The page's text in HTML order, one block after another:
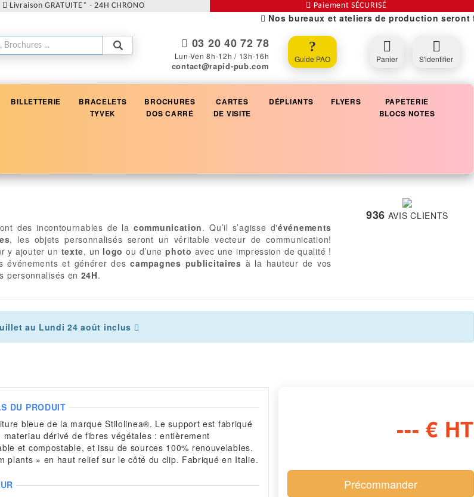
Livraison GRATUITE* - 24H CHRONO Paiement SÉCURISÉ
Nos bureaux et ateliers de production seront
03 20 40 72 78
Lun-Ven 8h-12h / 13h-16h
contact@rapid-pub.com
Guide PAO Panier S'identifier
BILLETTERIE
BRACELETS
TYVEK
BROCHURES
DOS CARRÉ
CARTES
DE VISITE
DÉPLIANTS FLYERS
PAPETERIE
BLOCS NOTES
des incontournables de lacommunication. Qu’il s’agisse d'événements
, les objets personnalisés seront un véritable vecteur de communication!
y ajouter un texte, un logo ou d’unephoto avec une impression de qualité !
événements et générer descampagnes publicitaires à la hauteur de vos
personnalisés en 24H.
936 AVIS CLIENTS
au Lundi 24 août inclus
DU PRODUIT
bleue de la marque Stilolinea®. Le support est fabriqué
materiau dérivé de fibres végétales : entièrement
et compostable, et issu de sources 100% renouvelables.
plants » en haut relief sur le côté du clip. Fabriqué en Italie.
--- € HT